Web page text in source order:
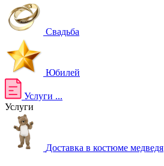
Свадьба
Юбилей
Услуги ...
Услуги
Доставка в костюме медведя